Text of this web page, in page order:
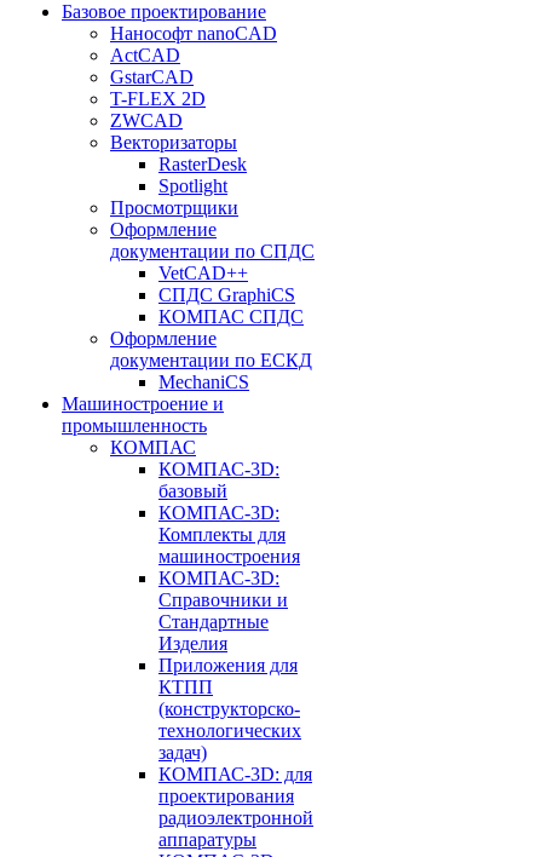
Базовое проектирование
Нанософт nanoCAD
ActCAD
GstarCAD
T-FLEX 2D
ZWCAD
Векторизаторы
RasterDesk
Spotlight
Просмотрщики
Оформление
документации по СПДС
VetCAD++
СПДС GraphiCS
КОМПАС СПДС
Оформление
документации по ЕСКД
MechaniCS
Машиностроение и
промышленность
КОМПАС
КОМПАС-3D:
базовый
КОМПАС-3D:
Комплекты для
машиностроения
КОМПАС-3D:
Справочники и
Стандартные
Изделия
Приложения для
КТПП
(конструкторско-
технологических
задач)
КОМПАС-3D: для
проектирования
радиоэлектронной
аппаратуры